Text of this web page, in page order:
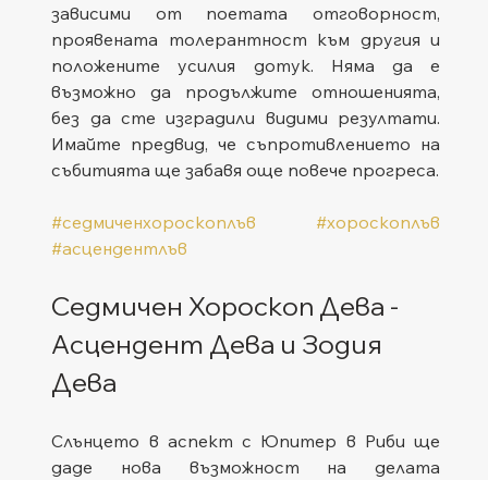
зависими от поетата отговорност,
проявената толерантност към другия и
положените усилия дотук. Няма да е
възможно да продължите отношенията,
без да сте изградили видими резултати.
Имайте предвид, че съпротивлението на
#седмиченхороскоплъв
#хороскоплъв
#асцендентлъв
Седмичен Хороскоп Дева -
Асцендент Дева и Зодия
Дева
Слънцето в аспект с Юпитер в Риби ще
даде нова възможност на делата